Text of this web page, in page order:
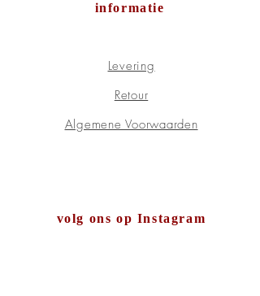
informatie
Levering
Retour
Algemene Voorwaarden
volg ons op Instagram